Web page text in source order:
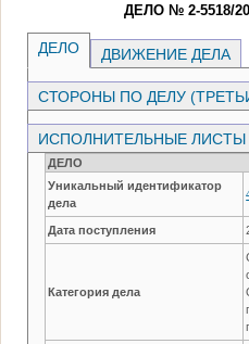
ДЕЛО № 2-5518/
ДЕЛО ДВИЖЕНИЕ ДЕЛА
СТОРОНЫ ПО ДЕЛУ
ИСПОЛНИТЕЛЬНЫЕ ЛИСТЫ
ДЕЛО
Уникальный идентификатор
дела
Дата поступления
Категория дела